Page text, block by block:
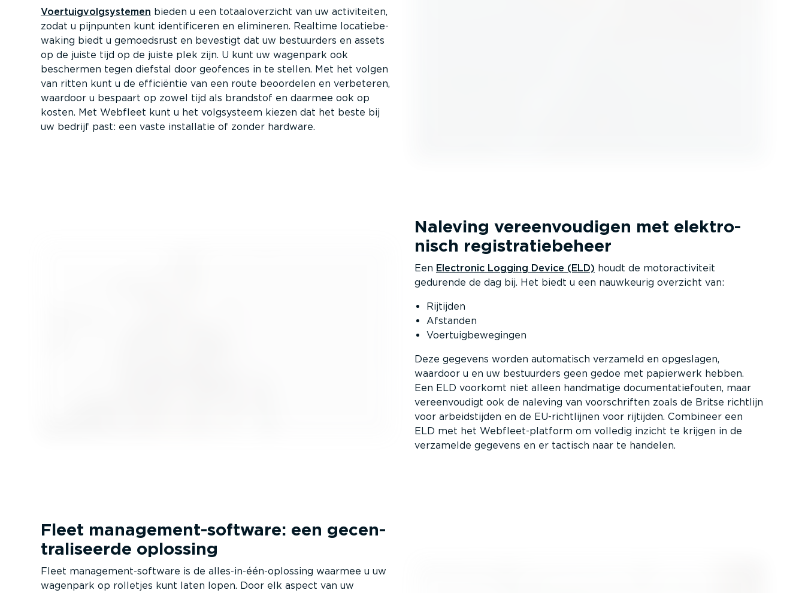
Voertuig­volg­sys­temen bieden u een totaal­over­zicht van uw activi­teiten,
zodat u pijnpunten kunt identi­fi­ceren en elimineren. Realtime locatie­be­
waking biedt u gemoedsrust en bevestigt dat uw bestuurders en assets
op de juiste tijd op de juiste plek zijn. U kunt uw wagenpark ook
beschermen tegen diefstal door geofences in te stellen. Met het volgen
van ritten kunt u de efficiëntie van een route beoordelen en verbeteren,
waardoor u bespaart op zowel tijd als brandstof en daarmee ook op
kosten. Met Webfleet kunt u het volgsysteem kiezen dat het beste bij
uw bedrijf past: een vaste installatie of zonder hardware.
Naleving vereen­vou­digen met elektro­
nisch registra­tie­beheer
Een Electronic Logging Device (ELD) houdt de motor­ac­ti­viteit
gedurende de dag bij. Het biedt u een nauwkeurig overzicht van:
Rijtijden
Afstanden
Voertuig­be­we­gingen
Deze gegevens worden automatisch verzameld en opgeslagen,
waardoor u en uw bestuurders geen gedoe met papierwerk hebben.
Een ELD voorkomt niet alleen handmatige documen­ta­tie­fouten, maar
vereen­voudigt ook de naleving van voorschriften zoals de Britse richtlijn
voor arbeids­tijden en de EU-richt­lijnen voor rijtijden. Combineer een
ELD met het Webfleet-platform om volledig inzicht te krijgen in de
verzamelde gegevens en er tactisch naar te handelen.
Fleet manage­ment-­software: een gecen­
tra­li­seerde oplossing
Fleet manage­ment-­software is de alles-in-éé­n-op­lossing waarmee u uw
wagenpark op rolletjes kunt laten lopen. Door elk aspect van uw